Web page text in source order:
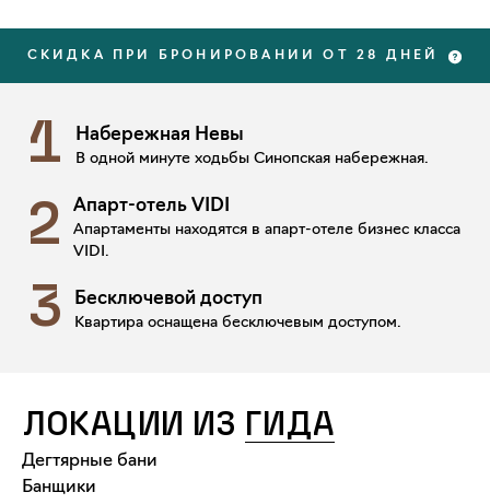
СКИДКА ПРИ БРОНИРОВАНИИ ОТ 28 ДНЕЙ
1 Набережная Невы
В одной минуте ходьбы Синопская набережная.
2 Апарт-отель VIDI
Апартаменты находятся в апарт-отеле бизнес класса
VIDI.
3 Бесключевой доступ
Квартира оснащена бесключевым доступом.
ЛОКАЦИИ ИЗ ГИДА
Дегтярные бани
Банщики